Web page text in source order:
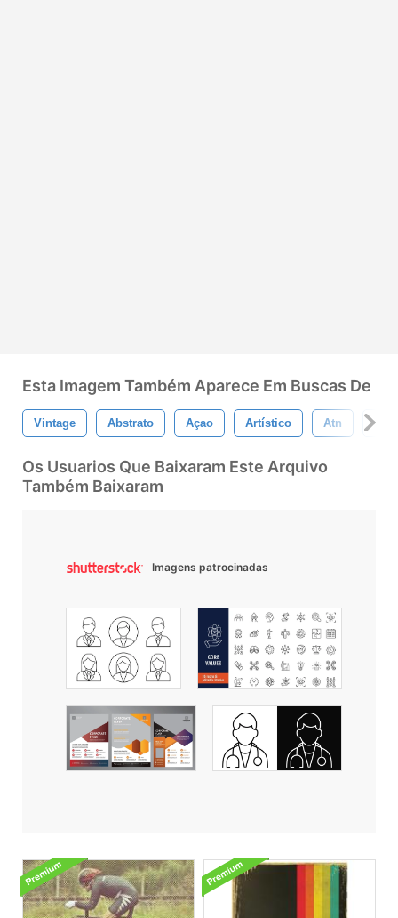
Esta Imagem Também Aparece Em Buscas De
Vintage Abstrato Açao Artístico Atn
Os Usuarios Que Baixaram Este Arquivo
Também Baixaram
Imagens patrocinadas